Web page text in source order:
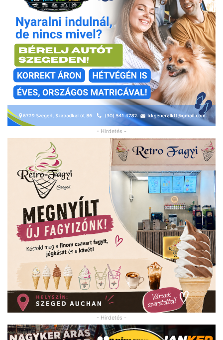
- Hirdetés -
- Hirdetés -